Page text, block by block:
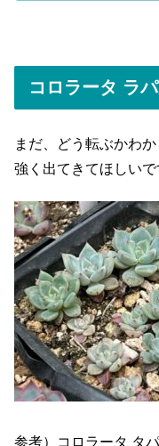
コロラータ ラ
まだ、どう転ぶかわ
強く出てきてほしいで
参考）コロラータ タ